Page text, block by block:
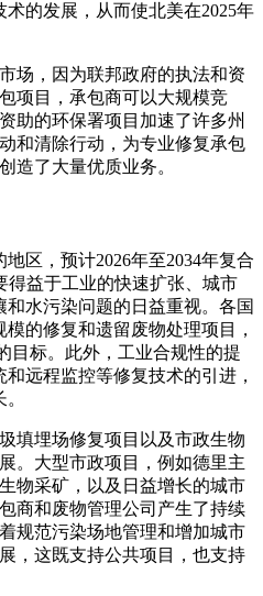
的发展，从而使北美在2025年
场，因为联邦政府的执法和资
项目，承包商可以大规模竞
助的环保署项目加速了许多州
和清除行动，为专业修复承包
造了大量优质业务。
区，预计2026年至2034年复合
得益于工业的快速扩张、城市
水污染问题的日益重视。各国
的修复和遗留废物处理项目，
目标。此外，工业合规性的提
远程监控等修复技术的引进，
填埋场修复项目以及市政生物
。大型市政项目，例如德里主
物采矿，以及日益增长的城市
商和废物管理公司产生了持续
规范污染场地管理和增加城市
，这既支持公共项目，也支持